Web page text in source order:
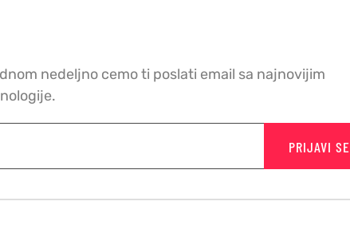
nedeljno cemo ti poslati email sa najnovijim
PRIJAVI SE